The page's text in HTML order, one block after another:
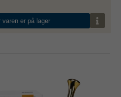
varen er på lager